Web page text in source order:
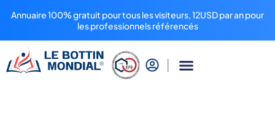
Annuaire 100% gratuit pour tous les visiteurs, 12USD par an pour
les professionnels référencés